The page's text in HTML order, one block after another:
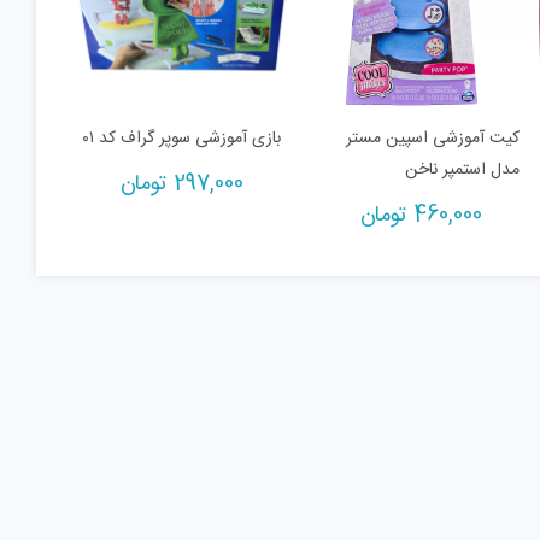
کیت آموزشی اسپین مستر
مدل استمپر ناخن
460,000 تومان
بازی آموزشی سوپر گراف کد ۰۱
297,000 تومان